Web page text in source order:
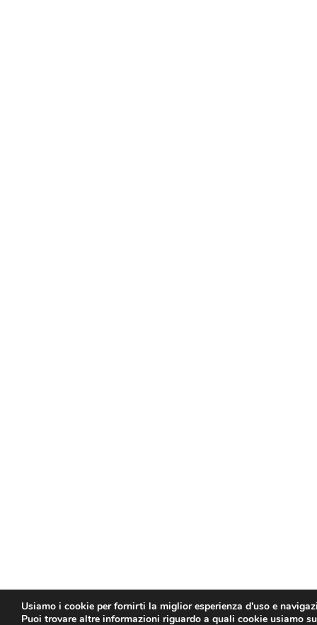
Usiamo i cookie per fornirti la miglior esperienza d'uso e
Puoi trovare altre informazioni riguardo a quali cookie usiamo